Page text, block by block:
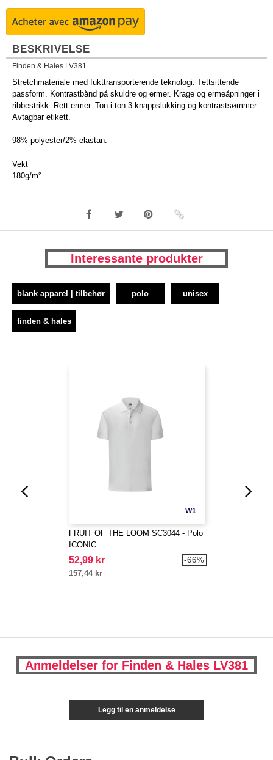
BESKRIVELSE
Finden & Hales LV381
Stretchmateriale med fukttransporterende teknologi. Tettsittende
passform. Kontrastbånd på skuldre og ermer. Krage og ermeåpninger i
ribbestrikk. Rett ermer. Ton-i-ton 3-knappslukking og kontrastsømmer.
Avtagbar etikett.
98% polyester/2% elastan.
Vekt
180g/m²
Interessante produkter
blank apparel | tilbehør polo unisex
finden & hales
W1
FRUIT OF THE LOOM SC3044 - Polo
ICONIC
52,99 kr
157,44 kr
-66%
Anmeldelser for Finden & Hales LV381
Legg til en anmeldelse